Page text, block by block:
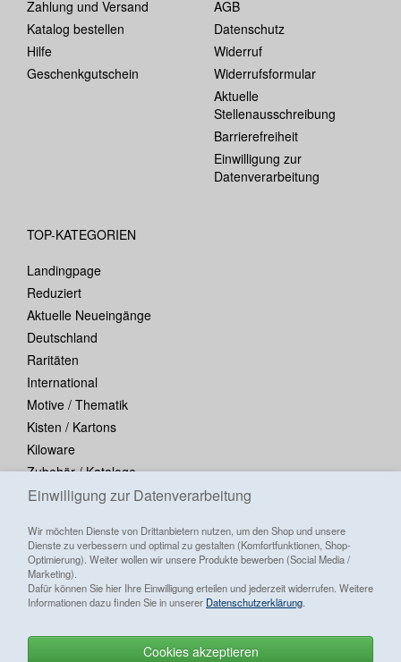
Einwilligung zur Datenverarbeitung
Wir möchten Dienste von Drittanbietern nutzen, um den Shop und unsere
Dienste zu verbessern und optimal zu gestalten (Komfortfunktionen, Shop-
Optimierung). Weiter wollen wir unsere Produkte bewerben (Social Media /
Marketing).
Dafür können Sie hier Ihre Einwilligung erteilen und jederzeit widerrufen. Weitere
Informationen dazu finden Sie in unserer Datenschutzerklärung
Cookies akzeptieren
Zahlung und Versand
Katalog bestellen
Hilfe
Geschenkgutschein
AGB
Datenschutz
Widerruf
Widerrufsformular
Aktuelle
Stellenausschreibung
Barrierefreiheit
Einwilligung zur
Datenverarbeitung
TOP-KATEGORIEN
Landingpage
Reduziert
Aktuelle Neueingänge
Deutschland
Raritäten
International
Motive / Thematik
Kisten / Kartons
Kiloware
Zubehör / Kataloge
Blocks / Kleinbogen
Alle Preise inkl. ges. MwSt./ zzgl.Versandkosten